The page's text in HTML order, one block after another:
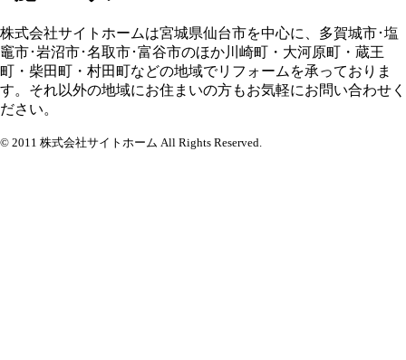
株式会社サイトホームは宮城県仙台市を中心に、多賀城市･塩
竈市･岩沼市･名取市･富谷市のほか川崎町・大河原町・蔵王
町・柴田町・村田町などの地域でリフォームを承っておりま
す。それ以外の地域にお住まいの方もお気軽にお問い合わせく
ださい。
© 2011 株式会社サイトホーム All Rights Reserved.